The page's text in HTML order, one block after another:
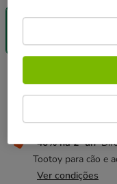
un.
5.99€
Não perca estas
-40% na 2ª un
Tootoy para cão e
Ver condições
Preço 5.99€
5.99€